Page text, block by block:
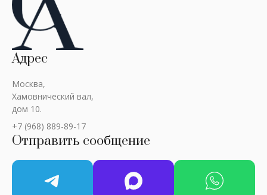
Адрес
Москва,
Хамовнический вал,
дом 10.
+7 (968) 889-89-17
Отправить сообщение